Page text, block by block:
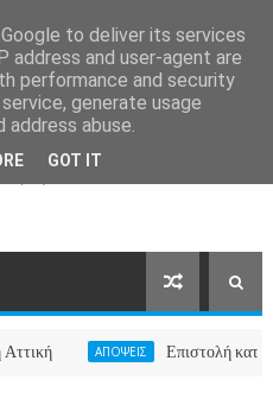
ΑΠΟΨΕΙΣ Επιστολή κατοίκων
to deliver its services
address and user-agent are
performance and security
generate usage
abuse.
GOT IT